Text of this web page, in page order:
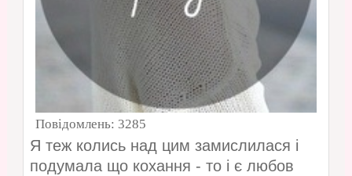
Повідомлень: 3285
Я теж колись над цим замислилася і
подумала що кохання - то і є любов